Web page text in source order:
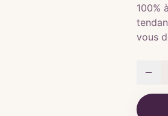
100%
vous